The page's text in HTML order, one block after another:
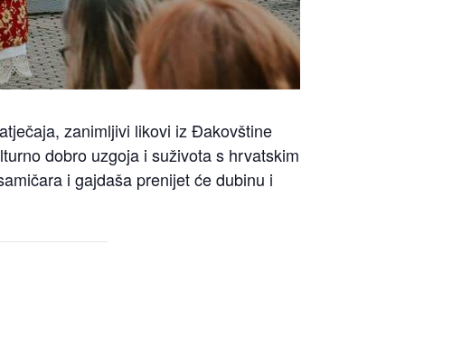
zanimljivi likovi iz Đakovštine
dobro uzgoja i suživota s hrvatskim
i gajdaša prenijet će dubinu i